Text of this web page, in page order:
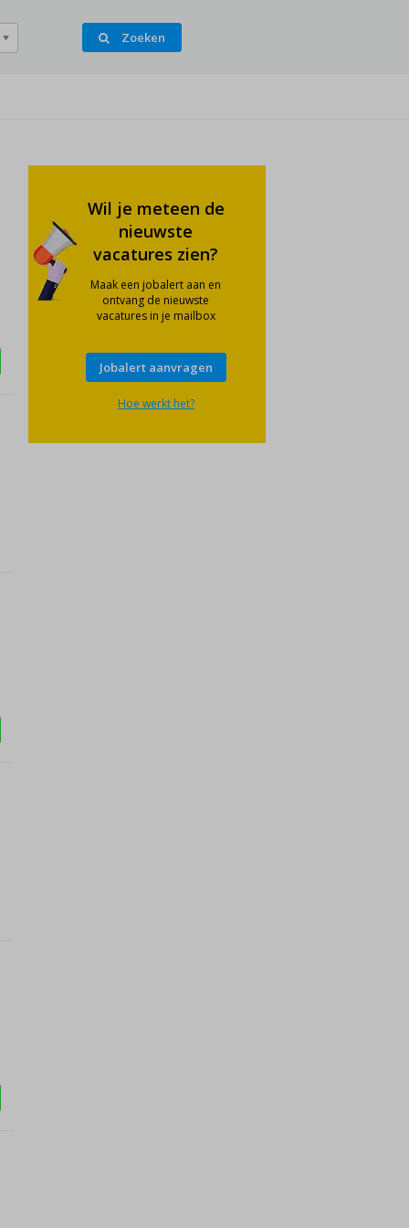
Zoeken
Wil je meteen de
nieuwste
vacatures zien?
Maak een jobalert aan en
ontvang de nieuwste
vacatures in je mailbox
Jobalert aanvragen
Hoe werkt het?